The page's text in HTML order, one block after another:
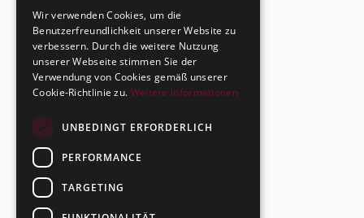
Wir verwenden Cookies, um die
Benutzerfreundlichkeit unserer Website zu
verbessern. Durch die weitere Nutzung
unserer Webseite stimmen Sie der
Verwendung von Cookies gemäß unserer
Cookie-Richtlinie zu. Weitere Informationen
UNBEDINGT ERFORDERLICH
PERFORMANCE
TARGETING